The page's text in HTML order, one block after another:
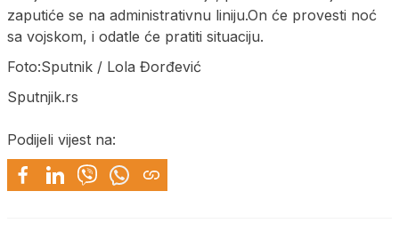
zaputiće se na administrativnu liniju.On će provesti noć
sa vojskom, i odatle će pratiti situaciju.
Foto:Sputnik / Lola Đorđević
Sputnjik.rs
Podijeli vijest na: